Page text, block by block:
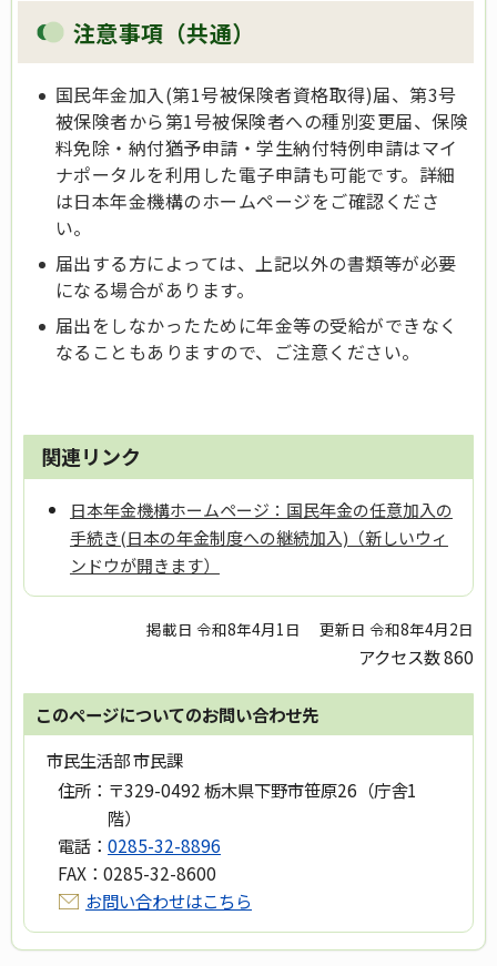
注意事項（共通）
国民年金加入(第1号被保険者資格取得)届、第3号
被保険者から第1号被保険者への種別変更届、保険
料免除・納付猶予申請・学生納付特例申請はマイ
ナポータルを利用した電子申請も可能です。詳細
は日本年金機構のホームページをご確認くださ
い。
届出する方によっては、上記以外の書類等が必要
になる場合があります。
届出をしなかったために年金等の受給ができなく
なることもありますので、ご注意ください。
関連リンク
日本年金機構ホームページ：国民年金の任意加入の
手続き(日本の年金制度への継続加入)（新しいウィ
ンドウが開きます）
掲載日 令和8年4月1日 更新日 令和8年4月2日
アクセス数860
このページについてのお問い合わせ先
市民生活部 市民課
住所： 〒329-0492 栃木県下野市笹原26（庁舎1
階）
電話： 0285-32-8896
FAX： 0285-32-8600
お問い合わせはこちら